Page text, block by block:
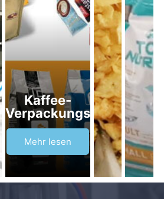
Kaffee-
Verpackungsmaschine
Mehr lesen